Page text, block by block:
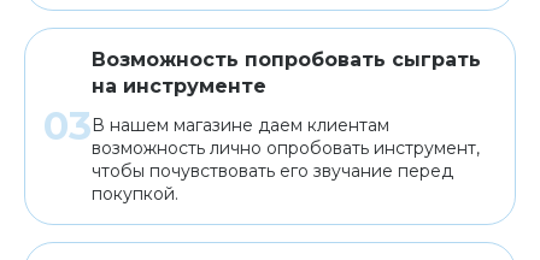
Возможность попробовать сыграть
на инструменте
В нашем магазине даем клиентам
возможность лично опробовать инструмент,
чтобы почувствовать его звучание перед
покупкой.